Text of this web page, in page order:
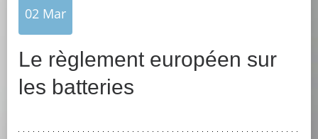
02 Mar
Le règlement européen sur
les batteries